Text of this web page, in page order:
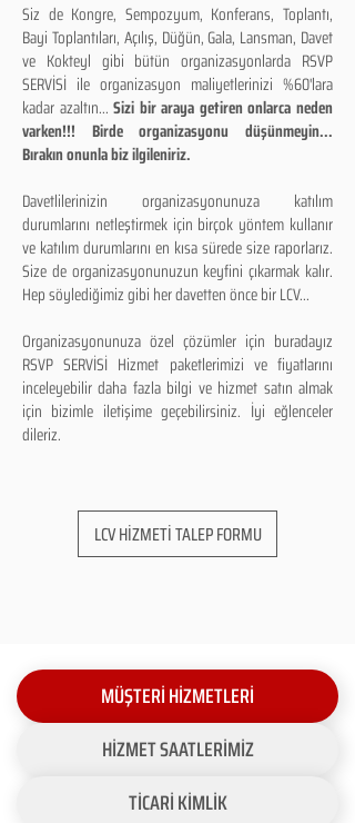
Siz de Kongre, Sempozyum, Konferans, Toplantı,
Bayi Toplantıları, Açılış, Düğün, Gala, Lansman, Davet
ve Kokteyl gibi bütün organizasyonlarda RSVP
SERVİSİ ile organizasyon maliyetlerinizi %60'lara
kadar azaltın...Sizi bir araya getiren onlarca neden
varken!!! Birde organizasyonu düşünmeyin...
Bırakın onunla biz ilgileniriz.
Davetlilerinizin organizasyonunuza katılım
durumlarını netleştirmek için birçok yöntem kullanır
ve katılım durumlarını en kısa sürede size raporlarız.
Size de organizasyonunuzun keyfini çıkarmak kalır.
Hep söylediğimiz gibi her davetten önce bir LCV...
Organizasyonunuza özel çözümler için buradayız
RSVP SERVİSİ Hizmet paketlerimizi ve fiyatlarını
inceleyebilir daha fazla bilgi ve hizmet satın almak
için bizimle iletişime geçebilirsiniz. İyi eğlenceler
dileriz.
LCV HİZMETİ TALEP FORMU
MÜŞTERİ HİZMETLERİ
HİZMET SAATLERİMİZ
TİCARİ KİMLİK